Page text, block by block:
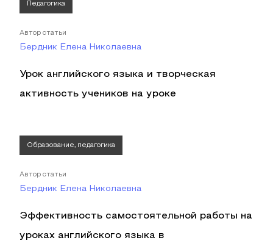
Педагогика
Автор статьи
Бердник Елена Николаевна
Урок английского языка и творческая
активность учеников на уроке
Образование, педагогика
Автор статьи
Бердник Елена Николаевна
Эффективность самостоятельной работы на
уроках английского языка в